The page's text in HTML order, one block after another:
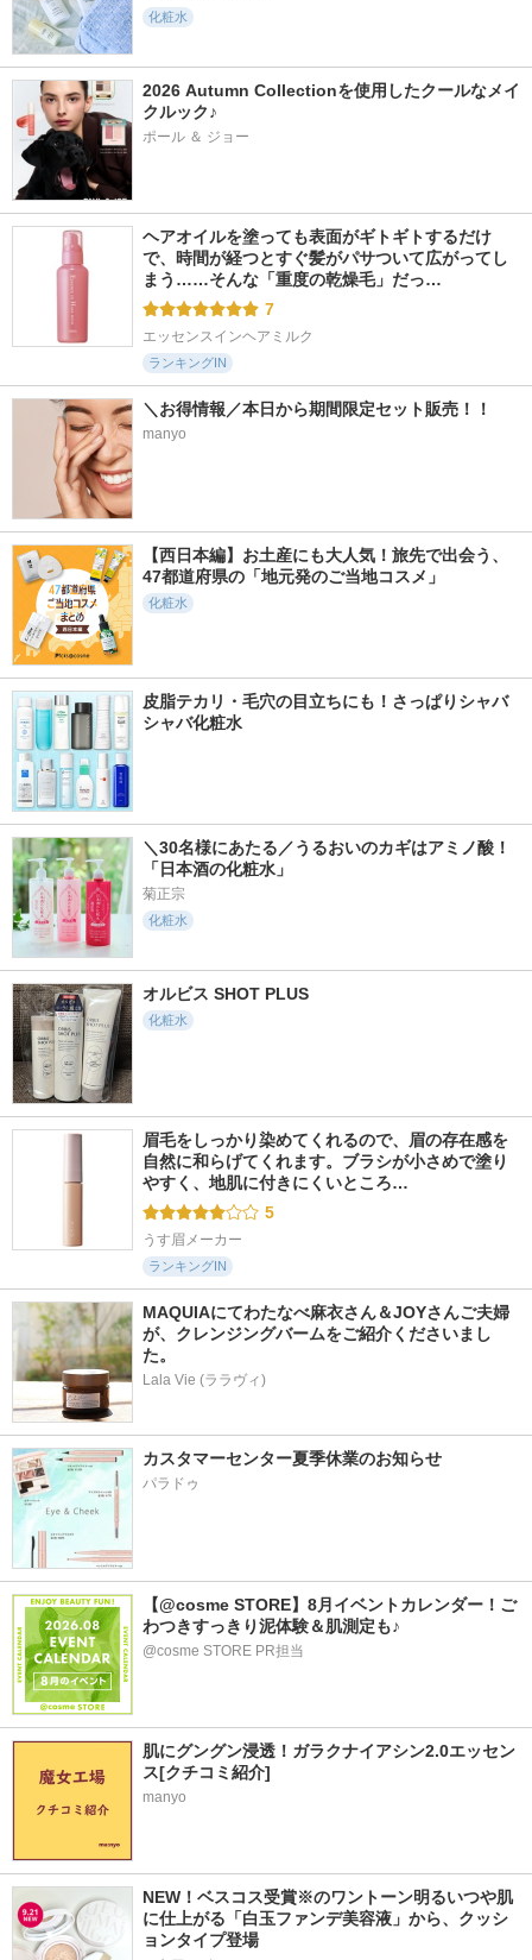
化粧水
2026 Autumn Collectionを使用したクールなメイ
クルック♪
ポール ＆ ジョー
ヘアオイルを塗っても表面がギトギトするだけ
で、時間が経つとすぐ髪がパサついて広がってし
まう……そんな「重度の乾燥毛」だっ…
7
エッセンスインヘアミルク
ランキングIN
＼お得情報／本日から期間限定セット販売！！
manyo
【西日本編】お土産にも大人気！旅先で出会う、
47都道府県の「地元発のご当地コスメ」
化粧水
皮脂テカリ・毛穴の目立ちにも！さっぱりシャバ
シャバ化粧水
＼30名様にあたる／うるおいのカギはアミノ酸！
「日本酒の化粧水」
菊正宗
化粧水
オルビス SHOT PLUS
化粧水
眉毛をしっかり染めてくれるので、眉の存在感を
自然に和らげてくれます。ブラシが小さめで塗り
やすく、地肌に付きにくいところ…
5
うす眉メーカー
ランキングIN
MAQUIAにてわたなべ麻衣さん＆JOYさんご夫婦
が、クレンジングバームをご紹介くださいまし
た。
Lala Vie (ララヴィ)
カスタマーセンター夏季休業のお知らせ
パラドゥ
【@cosme STORE】8月イベントカレンダー！ご
わつきすっきり泥体験＆肌測定も♪
@cosme STORE PR担当
肌にグングン浸透！ガラクナイアシン2.0エッセン
ス[クチコミ紹介]
manyo
NEW！ベスコス受賞※のワントーン明るいつや肌
に仕上がる「白玉ファンデ美容液」から、クッシ
ョンタイプ登場